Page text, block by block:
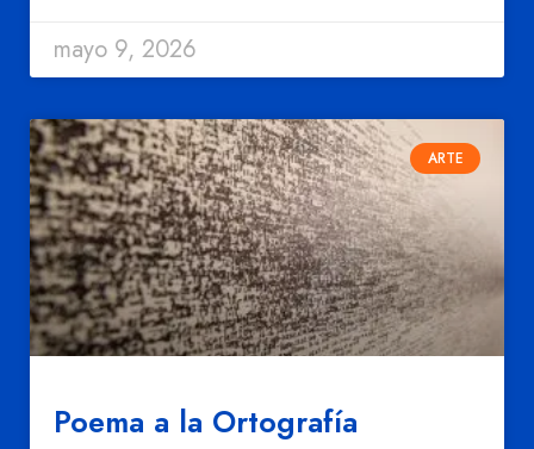
mayo 9, 2026
ARTE
Poema a la Ortografía